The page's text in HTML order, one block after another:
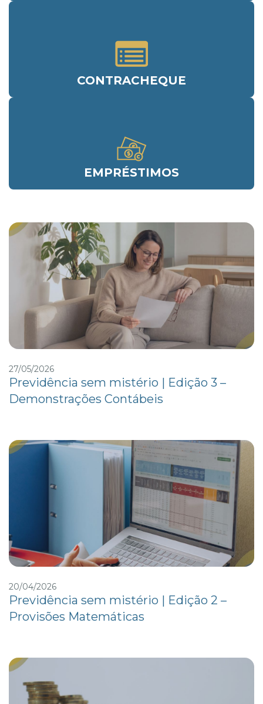
CONTRACHEQUE
EMPRÉSTIMOS
27/05/2026
Previdência sem mistério | Edição 3 –
Demonstrações Contábeis
20/04/2026
Previdência sem mistério | Edição 2 –
Provisões Matemáticas